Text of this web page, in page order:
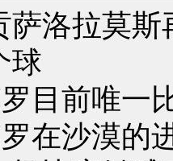
萨洛拉莫
球
目前唯一
在沙漠的